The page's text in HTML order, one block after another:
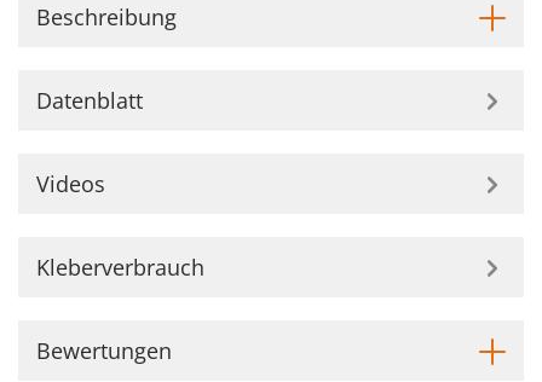
Beschreibung
Datenblatt
Videos
Kleberverbrauch
Bewertungen